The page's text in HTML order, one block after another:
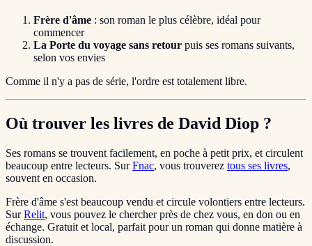
Frère d'âme : son roman le plus célèbre, idéal pour
commencer
La Porte du voyage sans retour puis ses romans suivants,
selon vos envies
Comme il n'y a pas de série, l'ordre est totalement libre.
Où trouver les livres de David Diop ?
Ses romans se trouvent facilement, en poche à petit prix, et circulent
beaucoup entre lecteurs. SurFnac, vous trouverez tous ses livres,
souvent en occasion.
Frère d'âme s'est beaucoup vendu et circule volontiers entre lecteurs.
SurRelit, vous pouvez le chercher près de chez vous, en don ou en
échange. Gratuit et local, parfait pour un roman qui donne matière à
discussion.